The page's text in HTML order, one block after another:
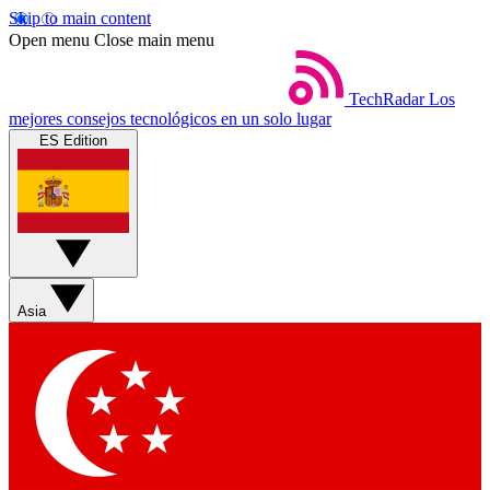
Skip to main content
Open menu Close main menu
TechRadar Los
mejores consejos tecnológicos en un solo lugar
ES Edition
Asia